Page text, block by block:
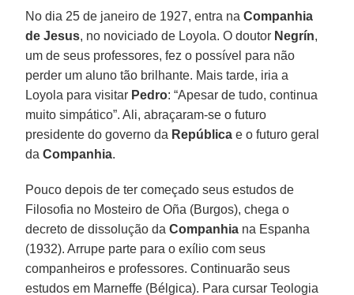
No dia 25 de janeiro de 1927, entra naCompanhia
de Jesus, no noviciado de Loyola. O doutor Negrín,
um de seus professores, fez o possível para não
perder um aluno tão brilhante. Mais tarde, iria a
Loyola para visitar Pedro: “Apesar de tudo, continua
muito simpático”. Ali, abraçaram-se o futuro
presidente do governo da República e o futuro geral
daCompanhia.
Pouco depois de ter começado seus estudos de
Filosofia no Mosteiro de Oña (Burgos), chega o
decreto de dissolução daCompanhia na Espanha
(1932). Arrupe parte para o exílio com seus
companheiros e professores. Continuarão seus
estudos em Marneffe (Bélgica). Para cursar Teologia